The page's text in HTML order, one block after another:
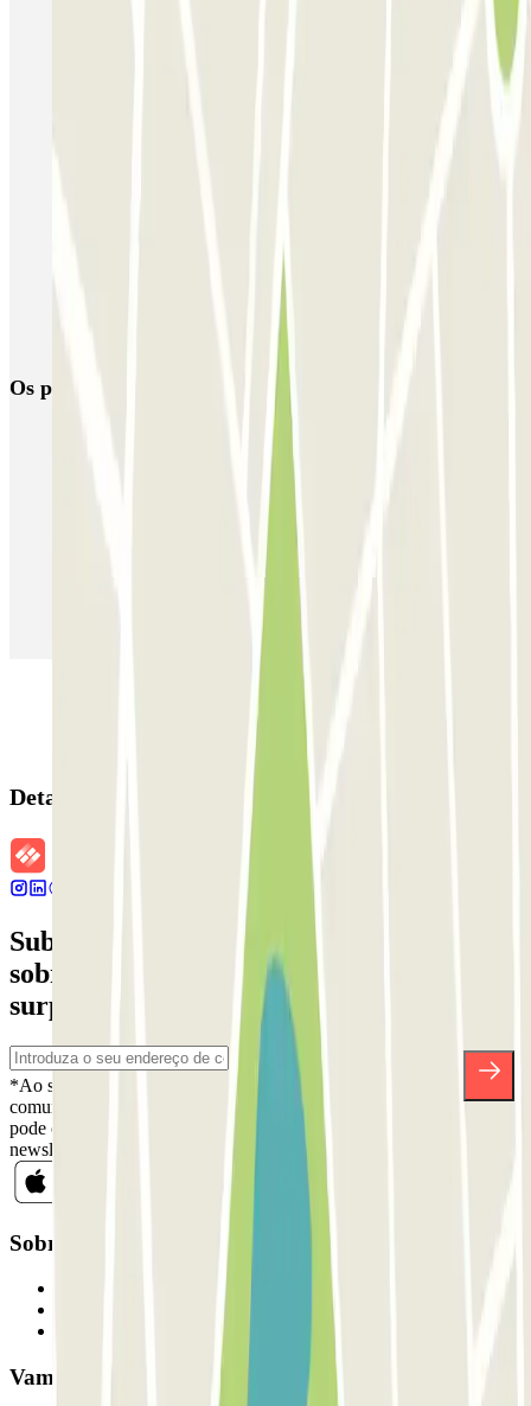
Parque de estacionamento perto do Terminal 4 do Aeroporto de
Adolfo Suárez Madrid–Barajas (MAD)
Parque próximo da estação de Chamartín
Os parques de estacionamento
Estacionamento em Lisboa
Estacionamento em Sevilha
Estacionamento em Aeroporto de Adolfo Suárez Madrid–Barajas
Detalhes da reserva
Subscreva a nossa newsletter e saiba mais
sobre descontos, sorteios e muitas outras
surpresas.
*Ao subscrever, aceita a nossa Política de Privacidade para receber
comunicações comerciais da Parclick. Sem qualquer obrigação,
pode cancelar a sua subscrição sempre que quiser na mesma
newsletter.
Sobre a Parclick
Os nossos parques de estacionamento
Vamos colaborar?